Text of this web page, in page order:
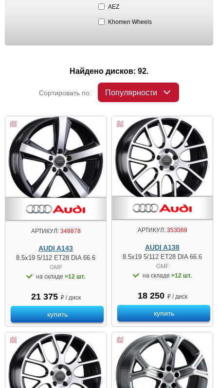
AEZ
Khomen Wheels
Найдено дисков: 92.
Сортировать по: Популярности
АРТИКУЛ:348878
AUDI A143
8.5x19 5/112 ET28 DIA 66.6
GMF
на складе >12 шт.
21 375 ₽ / диск
купить
АРТИКУЛ:353069
AUDI A138
8.5x19 5/112 ET28 DIA 66.6
GMF
на складе >12 шт.
18 250 ₽ / диск
купить